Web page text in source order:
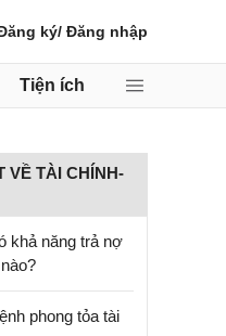
ký/ Đăng nhập
Tiện ích
VỀ TÀI CHÍNH-
khả năng trả nợ
phong tỏa tài